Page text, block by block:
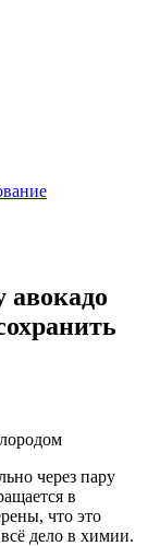
авокадо
через пару
в
что это
дело в химии.